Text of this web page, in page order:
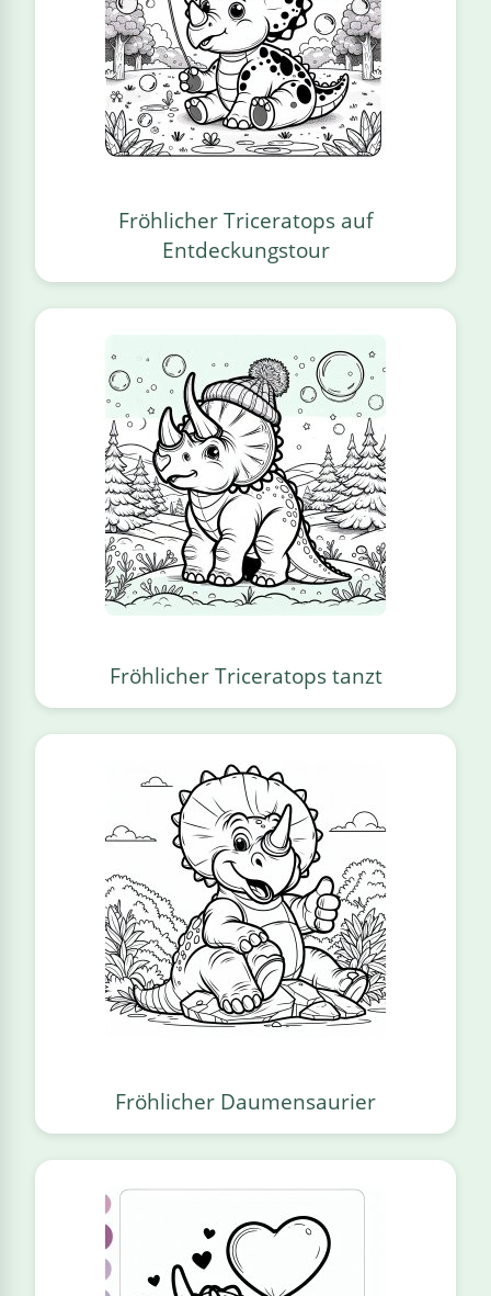
Fröhlicher Triceratops auf
Entdeckungstour
Fröhlicher Triceratops tanzt
Fröhlicher Daumensaurier